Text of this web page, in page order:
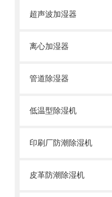
超声波加湿器
离心加湿器
管道除湿器
低温型除湿机
印刷厂防潮除湿机
皮革防潮除湿机